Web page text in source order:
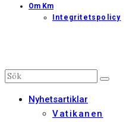
Om Km
Integritetspolicy
Nyhetsartiklar
Vatikanen